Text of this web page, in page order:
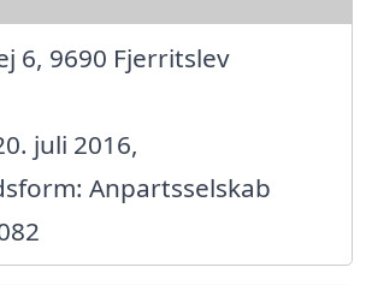
6, 9690 Fjerritslev
juli 2016,
Anpartsselskab